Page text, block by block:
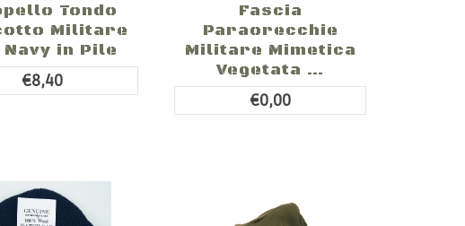
Tondo
Militare
Navy in Pile
€8,40
Fascia
Paraorecchie
Militare Mimetica
Vegetata ...
€0,00